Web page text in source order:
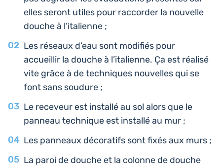
elles seront utiles pour rac­cor­der la nou­velle
douche à l’italienne ;
Les réseaux d’eau sont modi­fiés pour
accueillir la douche à l’i­ta­lienne. Ça est réalisé
vite grâce à de tech­niques nou­velles qui se
font sans soudure ;
Le rece­veur est ins­tal­lé au sol alors que le
panneau tech­nique est ins­tal­lé au mur ;
Les pan­neaux déco­ra­tifs sont fixés aux murs ;
La paroi de douche et la colonne de douche